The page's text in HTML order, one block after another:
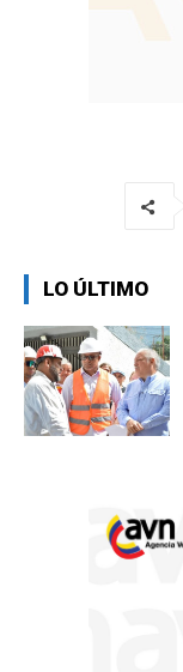
LO ÚLTIMO